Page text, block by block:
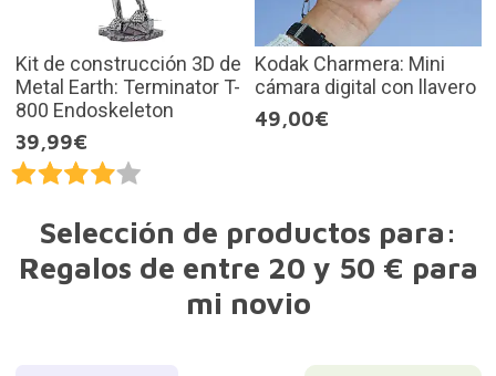
Kit de construcción 3D de
Metal Earth: Terminator T-
800 Endoskeleton
39,99€
Kodak Charmera: Mini
cámara digital con llavero
49,00€
Selección de productos para:
Regalos de entre 20 y 50 € para
mi novio